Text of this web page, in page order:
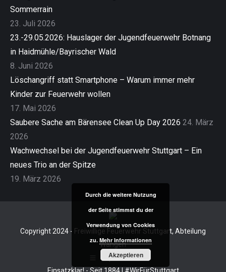
Sommerrain
23. Juli 2026
23.-29.05.2026: Hauslager der Jugendfeuerwehr Botnang
in Haidmühle/Bayrischer Wald
8. Juni 2026
Löschangriff statt Smartphone – Warum immer mehr
Kinder zur Feuerwehr wollen
17. Mai 2026
Saubere Sache am Bärensee Clean Up Day 2026 24. März
2026
Wachwechsel bei der Jugendfeuerwehr Stuttgart – Ein
neues Trio an der Spitze
19. März 2026
Copyright 2024 - Freiwillige Feuerwehr Stuttgart, Abteilung
Wangen
Impressum
Durch die weitere Nutzung
der Seite stimmst du der
Verwendung von Cookies
zu. Mehr Informationen
Akzeptieren